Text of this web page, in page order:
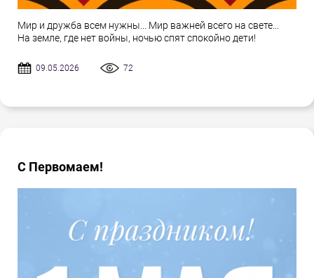
Мир и дружба всем нужны... Мир важней всего на свете...
На земле, где нет войны, ночью спят спокойно дети!
09.05.2026 72
С Первомаем!